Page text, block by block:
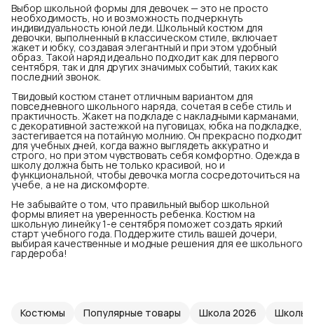
Выбор школьной формы для девочек — это не просто
необходимость, но и возможность подчеркнуть
индивидуальность юной леди. Школьный костюм для
девочки, выполненный в классическом стиле, включает
жакет и юбку, создавая элегантный и при этом удобный
образ. Такой наряд идеально подходит как для первого
сентября, так и для других значимых событий, таких как
последний звонок.
Твидовый костюм станет отличным вариантом для
повседневного школьного наряда, сочетая в себе стиль и
практичность. Жакет на подкладе с накладными карманами,
с декоративной застежкой на пуговицах, юбка на подкладке,
застегивается на потайную молнию. Он прекрасно подходит
для учебных дней, когда важно выглядеть аккуратно и
строго, но при этом чувствовать себя комфортно. Одежда в
школу должна быть не только красивой, но и
функциональной, чтобы девочка могла сосредоточиться на
учебе, а не на дискомфорте.
Не забывайте о том, что правильный выбор школьной
формы влияет на уверенность ребенка. Костюм на
школьную линейку 1-е сентября поможет создать яркий
старт учебного года. Поддержите стиль вашей дочери,
выбирая качественные и модные решения для ее школьного
гардероба!
Костюмы Популярные товары Школа 2026